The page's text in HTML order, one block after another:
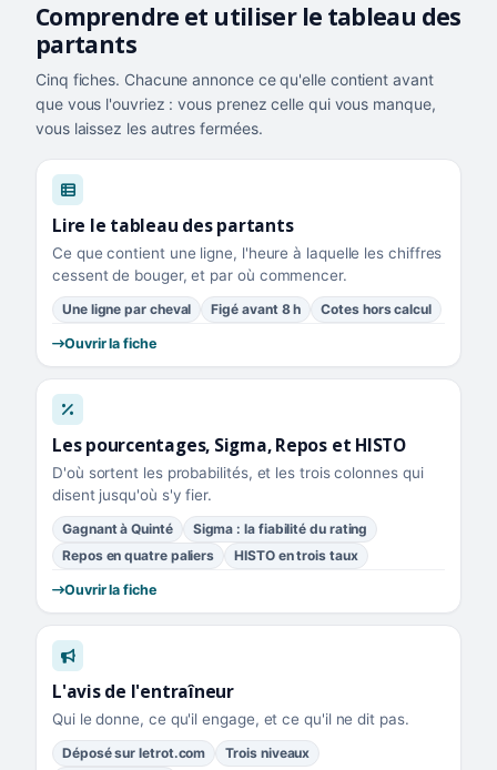
Comprendre et utiliser le tableau des
partants
Cinq fiches. Chacune annonce ce qu'elle contient avant
que vous l'ouvriez : vous prenez celle qui vous manque,
vous laissez les autres fermées.
Lire le tableau des partants
Ce que contient une ligne, l'heure à laquelle les chiffres
cessent de bouger, et par où commencer.
Une ligne par cheval Figé avant 8 h Cotes hors calcul
Ouvrir la fiche
Les pourcentages, Sigma, Repos et HISTO
D'où sortent les probabilités, et les trois colonnes qui
disent jusqu'où s'y fier.
Gagnant à Quinté
Sigma : la fiabilité du rating
Repos en quatre paliers
HISTO en trois taux
Ouvrir la fiche
L'avis de l'entraîneur
Qui le donne, ce qu'il engage, et ce qu'il ne dit pas.
Déposé sur letrot.com
Trois niveaux